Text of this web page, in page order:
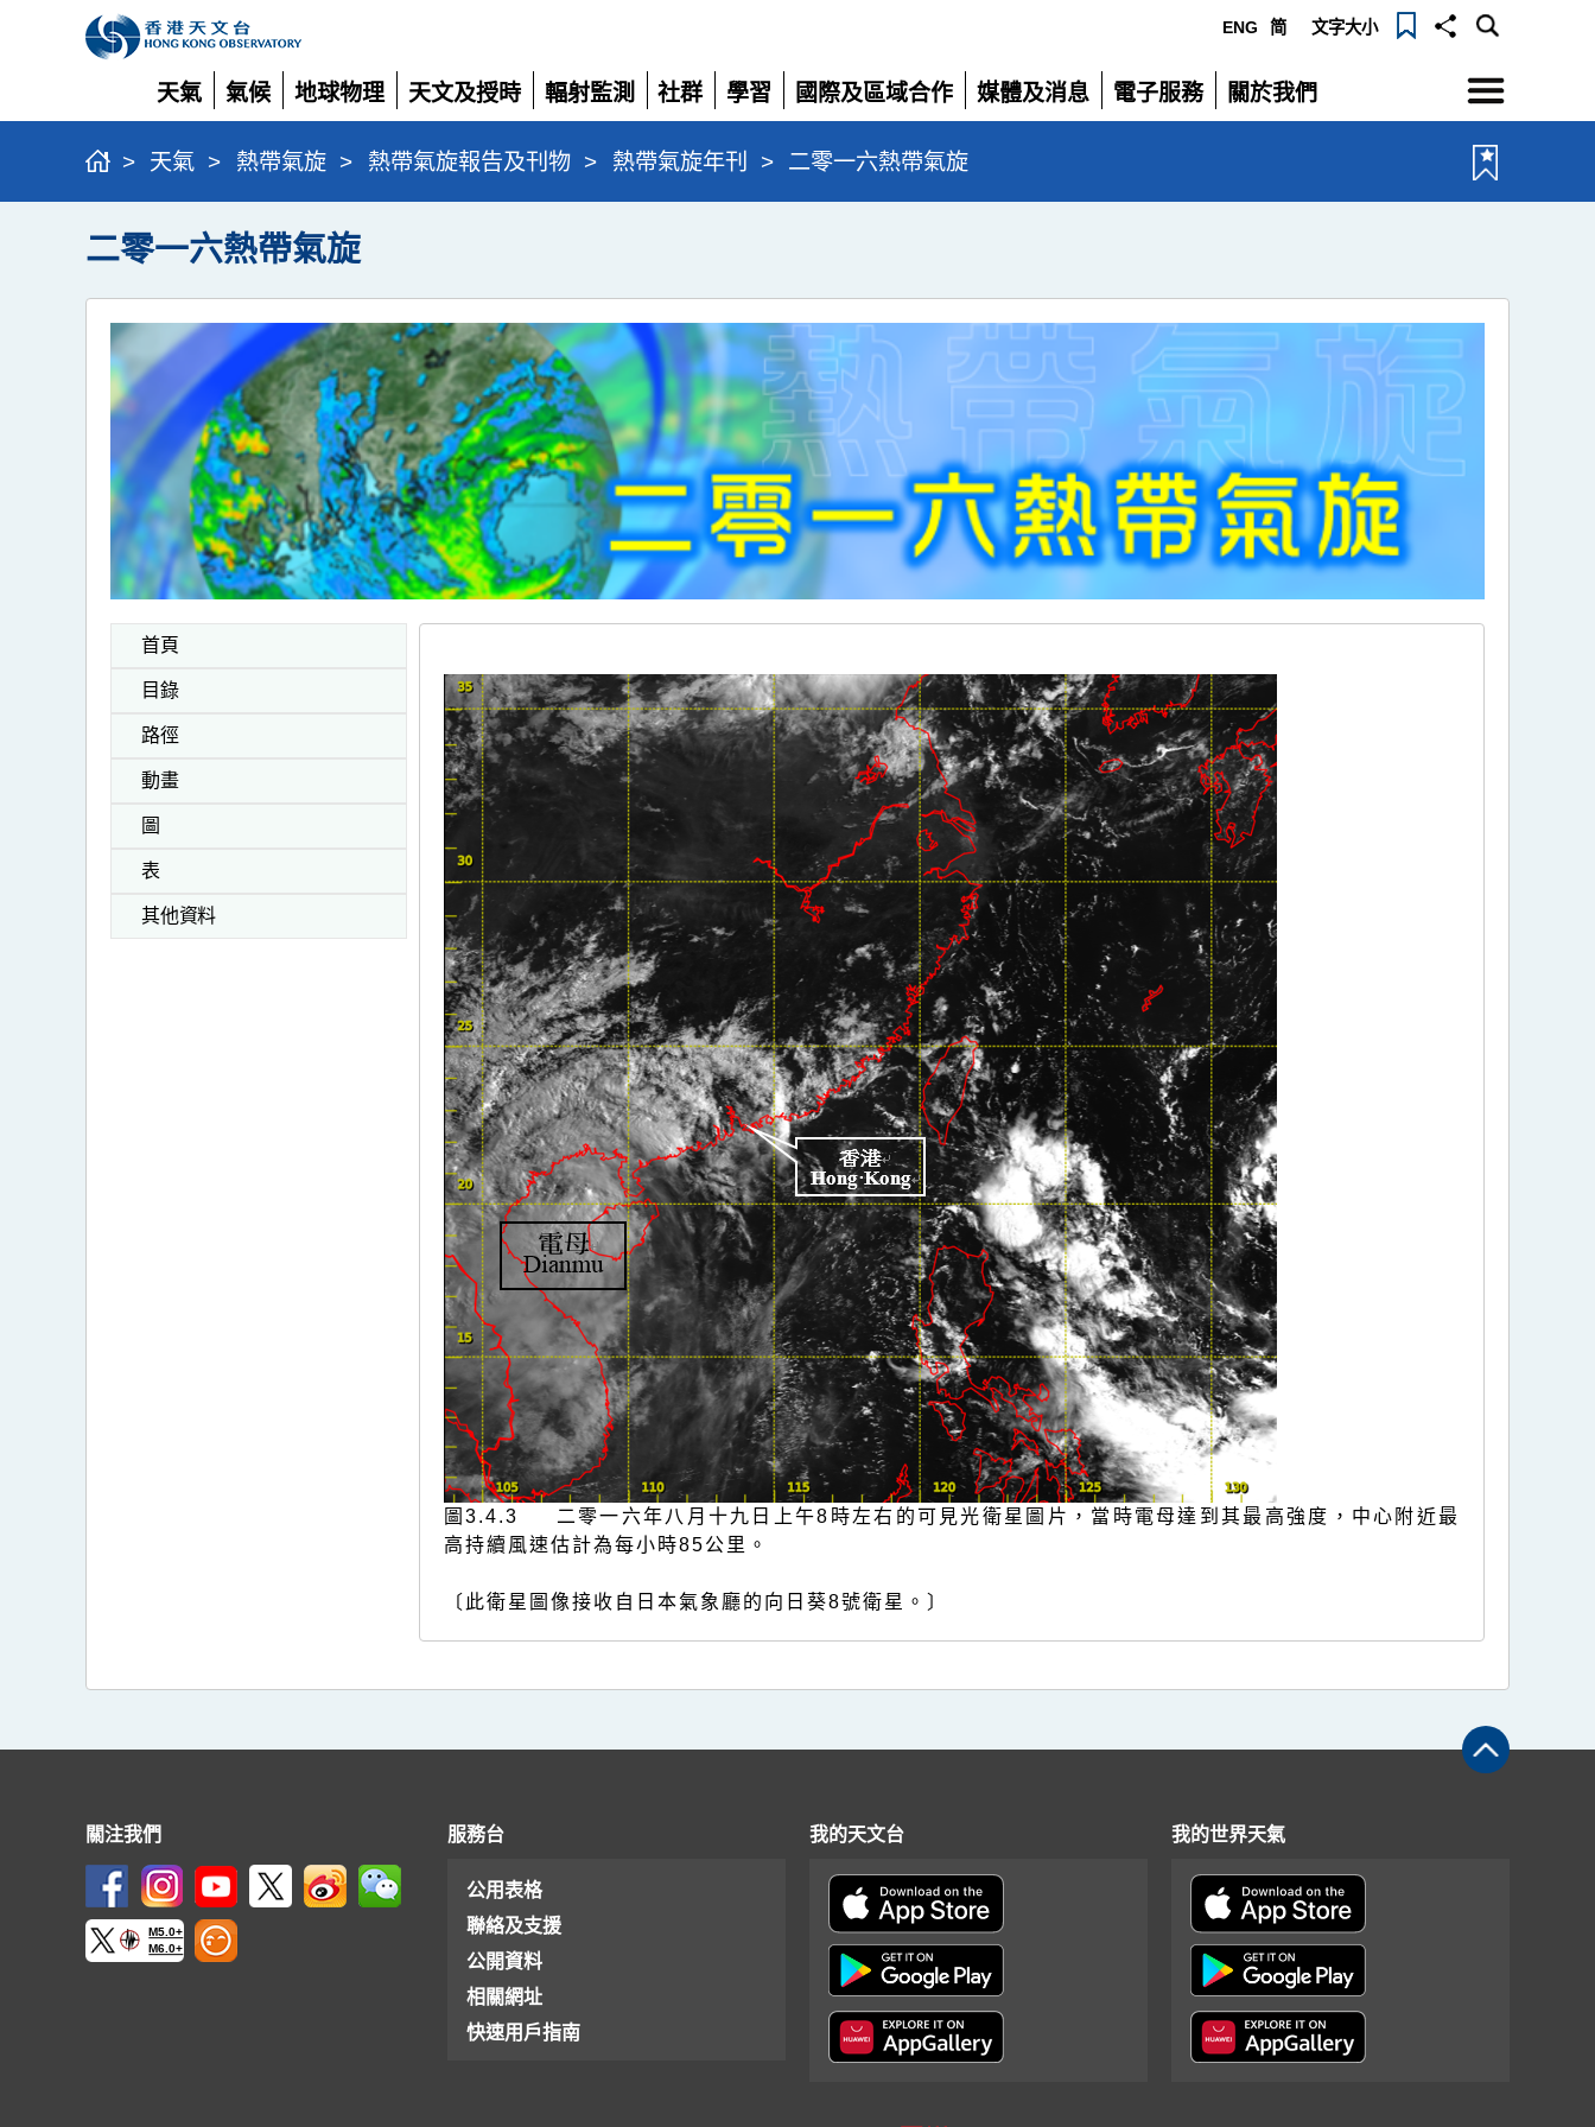
ENG 简 文字大小
天氣
展
開
氣候
展
開
地球物理
展
開
天文及授時
展
開
輻射監測
展
開
社群
展
開
學習
展
開
國際及區域合作
展
開
媒體及消息
展
電子服務
展
關於我們
展
選
單
> 天氣 > 熱帶氣旋 > 熱帶氣旋報告及刊物 > 熱帶氣旋年刊 > 二零一六熱帶氣旋
二零一六熱帶氣旋
首頁
目錄
路徑
動畫
圖
表
其他資料
圖3.4.3 二零一六年八月十九日上午8時左右的可見光衛星圖片，當時電母達到其最高強度，中心附近最
高持續風速估計為每小時85公里。
〔此衛星圖像接收自日本氣象廳的向日葵8號衛星。〕
關注我們
M5.0+
M6.0+
服務台
公用表格
聯絡及支援
公開資料
相關網址
快速用戶指南
我的天文台 我的世界天氣